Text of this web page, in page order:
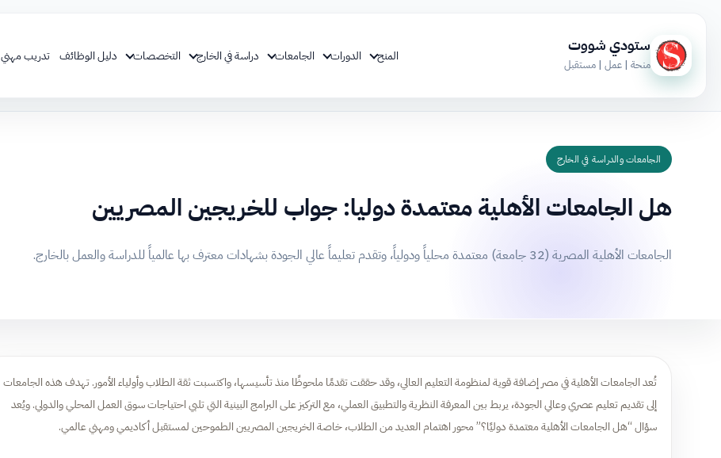
ستودي شووت
منحة | عمل | مستقبل
المنح الدورات الجامعات دراسة في الخارج التخصصات دليل الوظائف تدريب مهني
الجامعات والدراسة في الخارج
هل الجامعات الأهلية معتمدة دوليا: جواب للخريجين المصريين
الجامعات الأهلية المصرية (32 جامعة) معتمدة محلياً ودولياً، وتقدم تعليماً عالي الجودة بشهادات معترف بها عالمياً للدراسة والعمل بالخارج.
تُعد الجامعات الأهلية في مصر إضافة قوية لمنظومة التعليم العالي، وقد حققت تقدمًا ملحوظًا منذ تأسيسها، واكتسبت ثقة الطلاب وأولياء الأمور. تهدف هذه الجامعات
إلى تقديم تعليم عصري وعالي الجودة، يربط بين المعرفة النظرية والتطبيق العملي، مع التركيز على البرامج البينية التي تلبي احتياجات سوق العمل المحلي والدولي. ويُعد
سؤال “هل الجامعات الأهلية معتمدة دوليًا؟” محور اهتمام العديد من الطلاب، خاصة الخريجين المصريين الطموحين لمستقبل أكاديمي ومهني عالمي.